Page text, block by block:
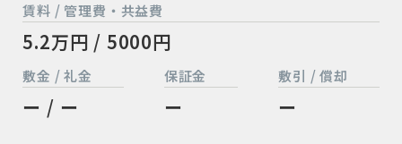
賃料 / 管理費・共益費
5.2万円 / 5000円
敷金 / 礼金
ー / ー
保証金
ー
敷引 / 償却
ー